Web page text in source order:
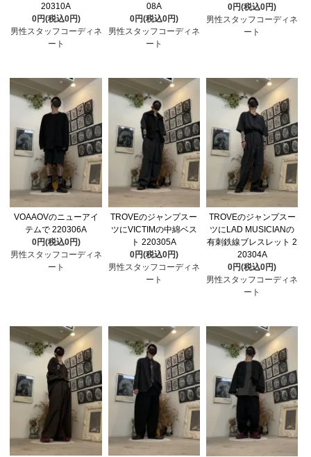
20310A
0円(税込0円)
男性スタッフコーディネ
ート
08A
0円(税込0円)
男性スタッフコーディネ
ート
0円(税込0円)
男性スタッフコーディネ
ート
VOAAOVのニューアイ
テムで 220306A
0円(税込0円)
男性スタッフコーディネ
ート
TROVEのジャンプスー
ツにVICTIMの中綿ベス
ト 220305A
0円(税込0円)
男性スタッフコーディネ
ート
TROVEのジャンプスー
ツにLAD MUSICIANの
有刺鉄線ブレスレット 2
20304A
0円(税込0円)
男性スタッフコーディネ
ート